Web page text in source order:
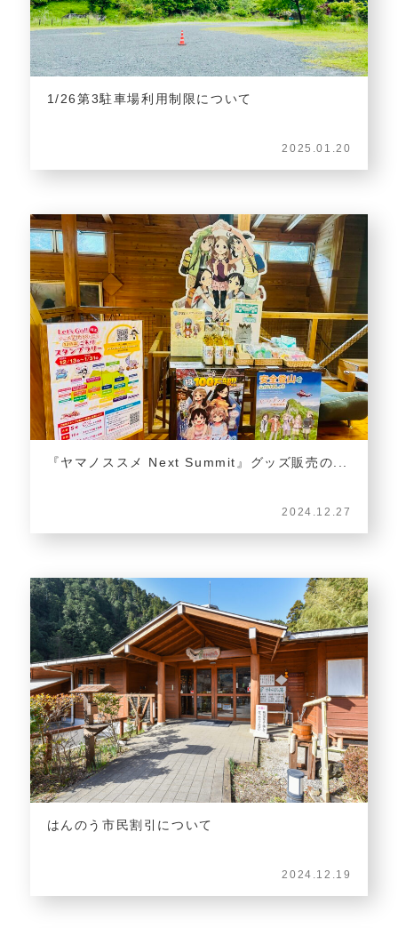
1/26第3駐車場利用制限について
2025.01.20
『ヤマノススメ Next Summit』グッズ販売の...
2024.12.27
はんのう市民割引について
2024.12.19